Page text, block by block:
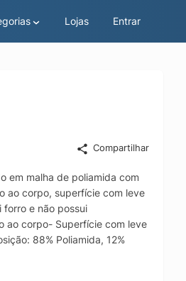
Lojas Entrar
Compartilhar
em malha de poliamida com
ao corpo, superfície com leve
e não possui
ao corpo- Superfície com leve
88% Poliamida, 12%